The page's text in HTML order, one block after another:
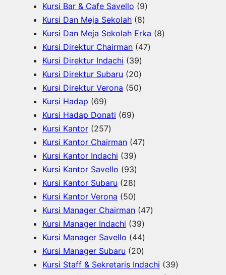
k
u
k
d
u
k
o
d
u
k
r
o
d
u
k
P
r
o
d
u
k
Kursi Bar & Cafe Savello 99
r
o
Kursi Dan Meja Sekolah 88
P
r
Kursi Dan Meja Sekolah Erka 88
Kursi Direktur Chairman 474
Kursi Direktur Indachi 393
9
P
u
Kursi Direktur Subaru 202
0
d
Kursi Direktur Verona 505
o
Kursi Hadap 696
9
P
r
o
d
u
k
Kursi Hadap Donati 696
P
r
o
d
u
k
Kursi Kantor 2572
5
7
P
r
o
d
u
k
Kursi Kantor Chairman 474
d
u
k
Kursi Kantor Indachi 393
9
P
r
o
d
u
k
Kursi Kantor Savello 939
3
P
r
o
d
u
k
Kursi Kantor Subaru 282
8
P
r
o
d
u
Kursi Kantor Verona 505
0
P
r
o
d
Kursi Manager Chairman 474
o
Kursi Manager Indachi 393
9
P
r
Kursi Manager Savello 444
4
P
Kursi Manager Subaru 202
0
Kursi Staff & Sekretaris Indachi 393